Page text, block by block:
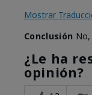
Mostrar
Conclusión
¿Le ha
opinión?